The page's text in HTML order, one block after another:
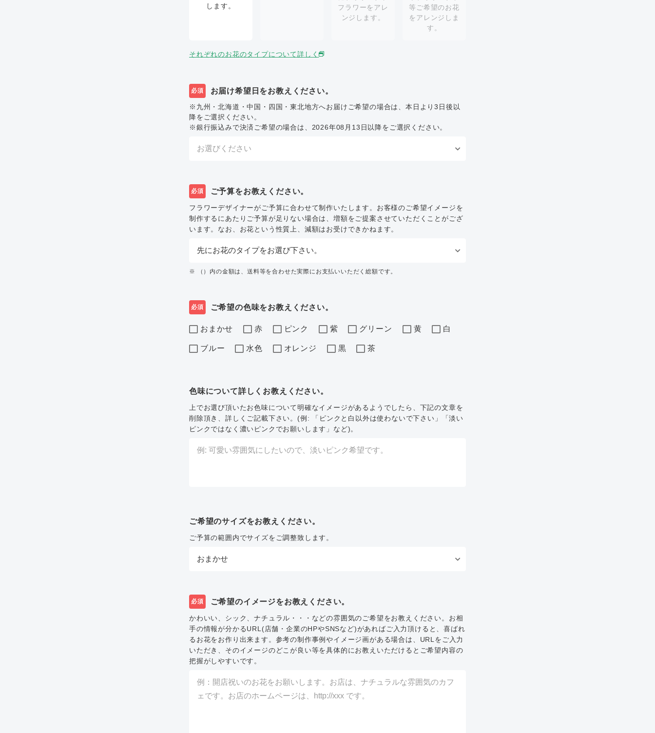
します。
フラワーをアレ
ンジします。
等ご希望のお花
をアレンジしま
す。
それぞれのお花のタイプについて詳しく
必須 お届け希望日をお教えください。
※九州・北海道・中国・四国・東北地方へお届けご希望の場合は、本日より3日後以
降をご選択ください。
※銀行振込みで決済ご希望の場合は、2026年08月13日以降をご選択ください。
必須 ご予算をお教えください。
フラワーデザイナーがご予算に合わせて制作いたします。お客様のご希望イメージを
制作するにあたりご予算が足りない場合は、増額をご提案させていただくことがござ
います。なお、お花という性質上、減額はお受けできかねます。
※ （）内の金額は、送料等を合わせた実際にお支払いいただく総額です。
必須 ご希望の色味をお教えください。
おまかせ 赤 ピンク 紫 グリーン 黄 白
ブルー 水色 オレンジ 黒 茶
色味について詳しくお教えください。
上でお選び頂いたお色味について明確なイメージがあるようでしたら、下記の文章を
削除頂き、詳しくご記載下さい。(例: 「ピンクと白以外は使わないで下さい」「淡い
ピンクではなく濃いピンクでお願いします」など)。
ご希望のサイズをお教えください。
ご予算の範囲内でサイズをご調整致します。
必須 ご希望のイメージをお教えください。
かわいい、シック、ナチュラル・・・などの雰囲気のご希望をお教えください。お相
手の情報が分かるURL(店舗・企業のHPやSNSなど)があればご入力頂けると、喜ばれ
るお花をお作り出来ます。参考の制作事例やイメージ画がある場合は、URLをご入力
いただき、そのイメージのどこが良い等を具体的にお教えいただけるとご希望内容の
把握がしやすいです。